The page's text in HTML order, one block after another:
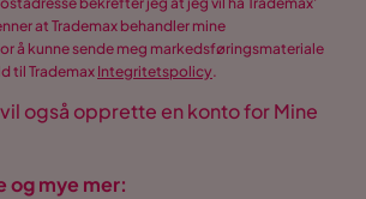
at Trademax behandler mine
å kunne sende meg markedsføringsmateriale
til Trademax Integritetspolicy.
vil også opprette en konto for Mine
og mye mer: